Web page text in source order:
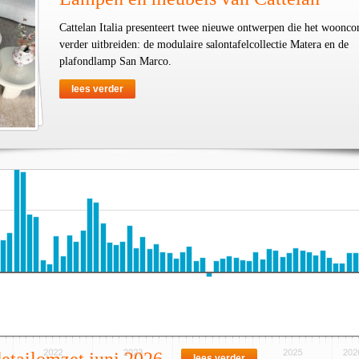
Cattelan Italia presenteert twee nieuwe ontwerpen die het
verder uitbreiden: de modulaire salontafelcollectie Matera en de
plafondlamp San Marco.
lees verder